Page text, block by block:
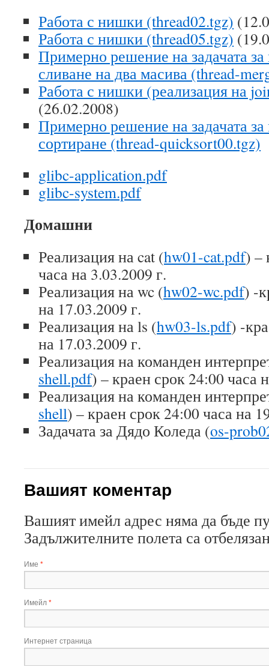
Работа с нишки (thread02.tgz)
Работа с нишки (thread05.tgz)
Примерно решение на задачата
сливане на два масива (thread-
Работа с нишки (реализация на
(26.02.2008)
Примерно решение на задачата
сортиране (thread-quicksort00.tgz)
glibc-application.pdf
glibc-system.pdf
Домашни
Реализация на cat (hw01-cat.pdf) –
часа на 3.03.2009 г.
Реализация на wc (hw02-wc.pdf) -
на 17.03.2009 г.
Реализация на ls (hw03-ls.pdf) -
на 17.03.2009 г.
Реализация на команден
shell.pdf) – краен срок 24:00 часа
Реализация на команден
shell) – краен срок 24:00 часа на
Задачата за Дядо Коледа (os-
Вашият коментар
Вашият имейл адрес няма да бъде
Задължителните полета са
Име *
Имейл*
Интернет страница